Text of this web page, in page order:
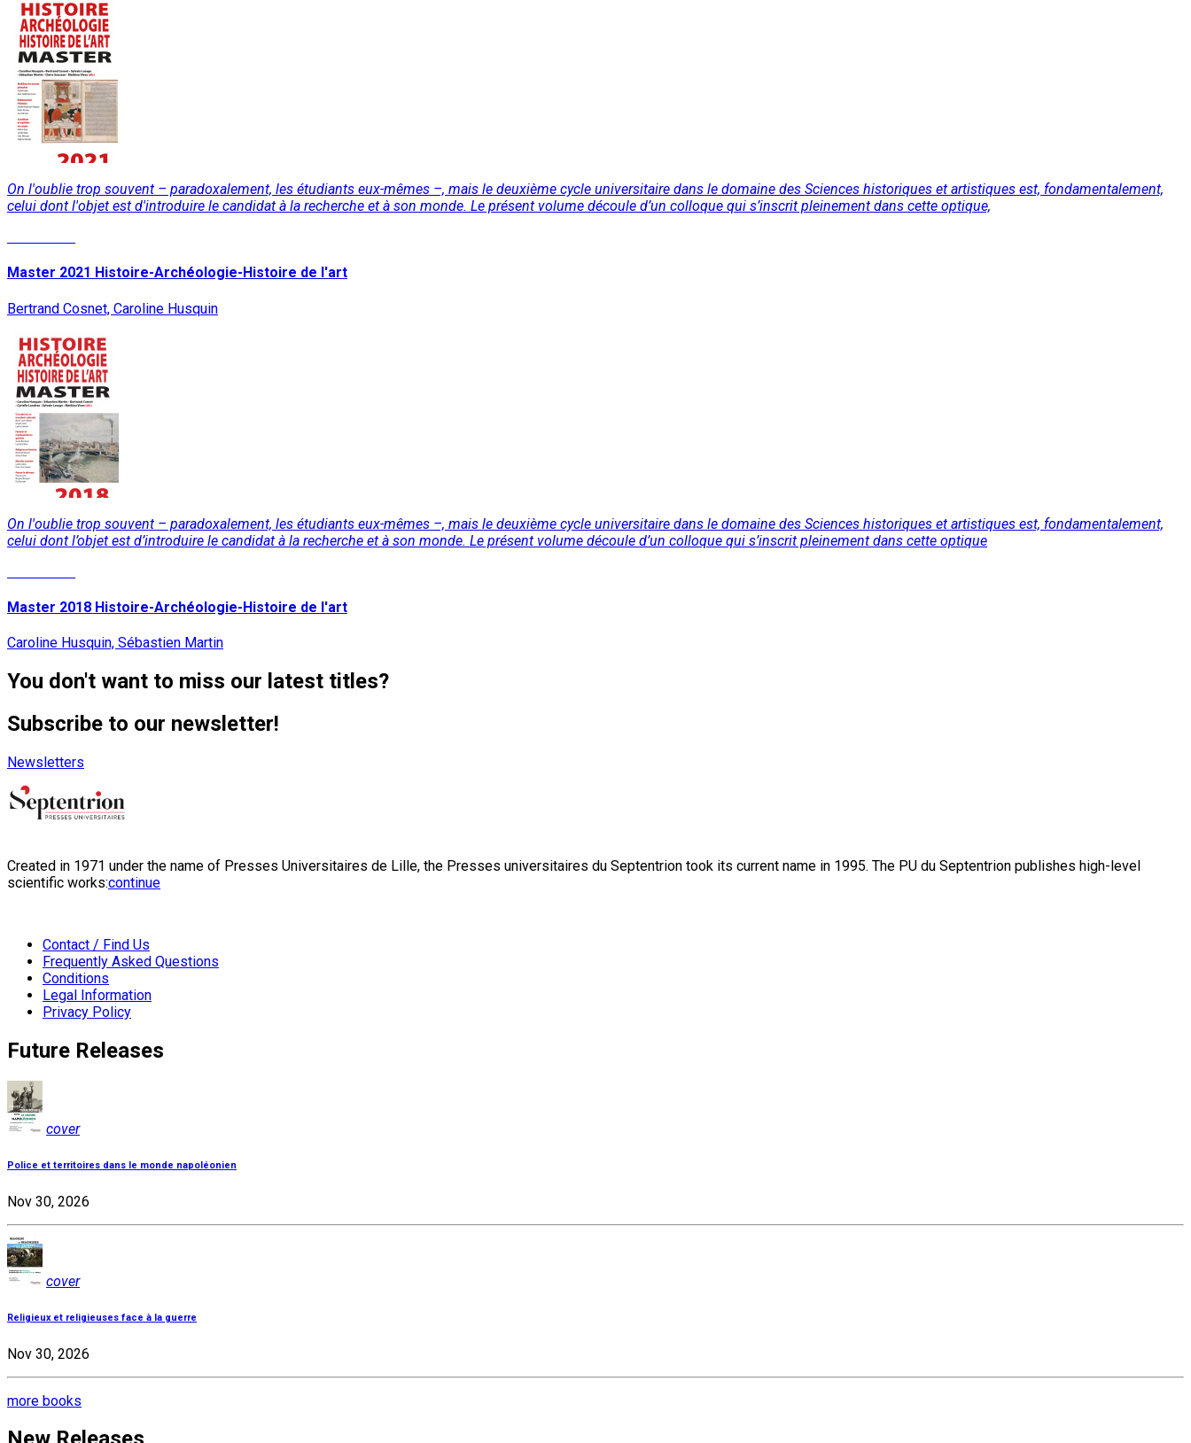
On l'oublie trop souvent – paradoxalement, les étudiants eux-mêmes –, mais le deuxième cycle universitaire dans le domaine des Sciences historiques et artistiques est, fondamentalement,
celui dont l'objet est d'introduire le candidat à la recherche et à son monde. Le présent volume découle d’un colloque qui s’inscrit pleinement dans cette optique,
Master 2021 Histoire-Archéologie-Histoire de l'art
Bertrand Cosnet, Caroline Husquin
On l'oublie trop souvent – paradoxalement, les étudiants eux-mêmes –, mais le deuxième cycle universitaire dans le domaine des Sciences historiques et artistiques est, fondamentalement,
celui dont l’objet est d’introduire le candidat à la recherche et à son monde. Le présent volume découle d’un colloque qui s’inscrit pleinement dans cette optique
Master 2018 Histoire-Archéologie-Histoire de l'art
Caroline Husquin, Sébastien Martin
You don't want to miss our latest titles?
Subscribe to our newsletter!
Newsletters
Created in 1971 under the name of Presses Universitaires de Lille, the Presses universitaires du Septentrion took its current name in 1995. The PU du Septentrion publishes high-level
scientific works:continue
Contact / Find Us
Frequently Asked Questions
Conditions
Legal Information
Privacy Policy
Future Releases
cover
Police et territoires dans le monde napoléonien
Nov 30, 2026
cover
Religieux et religieuses face à la guerre
Nov 30, 2026
more books